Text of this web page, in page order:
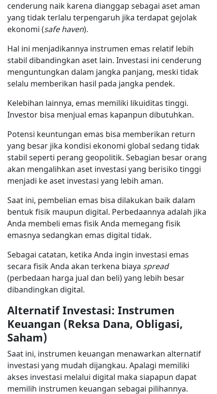
cenderung naik karena dianggap sebagai aset aman
yang tidak terlalu terpengaruh jika terdapat gejolak
ekonomi (safe haven).
Hal ini menjadikannya instrumen emas relatif lebih
stabil dibandingkan aset lain. Investasi ini cenderung
menguntungkan dalam jangka panjang, meski tidak
selalu memberikan hasil pada jangka pendek.
Kelebihan lainnya, emas memiliki likuiditas tinggi.
Investor bisa menjual emas kapanpun dibutuhkan.
Potensi keuntungan emas bisa memberikan return
yang besar jika kondisi ekonomi global sedang tidak
stabil seperti perang geopolitik. Sebagian besar orang
akan mengalihkan aset investasi yang berisiko tinggi
menjadi ke aset investasi yang lebih aman.
Saat ini, pembelian emas bisa dilakukan baik dalam
bentuk fisik maupun digital. Perbedaannya adalah jika
Anda membeli emas fisik Anda memegang fisik
emasnya sedangkan emas digital tidak.
Sebagai catatan, ketika Anda ingin investasi emas
secara fisik Anda akan terkena biaya spread
(perbedaan harga jual dan beli) yang lebih besar
dibandingkan digital.
Alternatif Investasi: Instrumen
Keuangan (Reksa Dana, Obligasi,
Saham)
Saat ini, instrumen keuangan menawarkan alternatif
investasi yang mudah dijangkau. Apalagi memiliki
akses investasi melalui digital maka siapapun dapat
memilih instrumen keuangan sebagai pilihannya.